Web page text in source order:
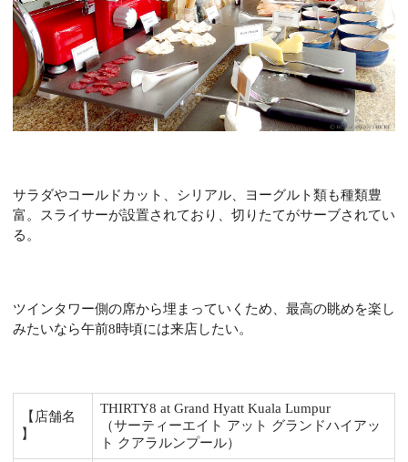
サラダやコールドカット、シリアル、ヨーグルト類も種類豊
富。スライサーが設置されており、切りたてがサーブされてい
る。
ツインタワー側の席から埋まっていくため、最高の眺めを楽し
みたいなら午前8時頃には来店したい。
【店舗名
】
THIRTY8 at Grand Hyatt Kuala Lumpur
（サーティーエイト アット グランドハイアッ
ト クアラルンプール）